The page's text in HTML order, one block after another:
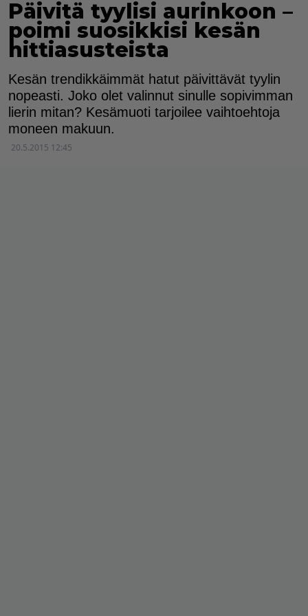
Päivitä tyylisi aurinkoon –
poimi suosikkisi kesän
hittiasusteista
Kesän trendikkäimmät hatut päivittävät tyylin
nopeasti. Joko olet valinnut sinulle sopivimman
lierin mitan? Kesämuoti tarjoilee vaihtoehtoja
moneen makuun.
20.5.2015 12:45